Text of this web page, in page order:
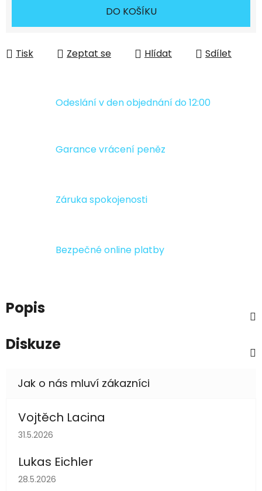
DO KOŠÍKU
Tisk Zeptat se Hlídat Sdílet
Odeslání v den objednání do 12:00
Garance vrácení peněz
Záruka spokojenosti
Bezpečné online platby
Popis
Diskuze
Vojtěch Lacina
Hodnocení obchodu je 5 z 5 hvězdiček.
31.5.2026
Lukas Eichler
Hodnocení obchodu je 5 z 5 hvězdiček.
28.5.2026